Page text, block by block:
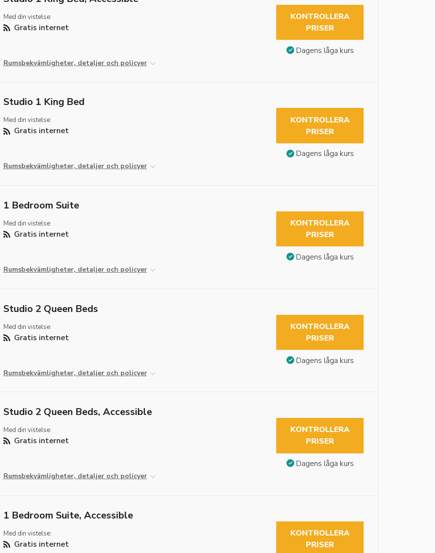
Med din vistelse:
Gratis internet
Rumsbekvämligheter, detaljer och policyer
KONTROLLERA
PRISER
Dagens låga kurs
Studio 1 King Bed
Med din vistelse:
Gratis internet
Rumsbekvämligheter, detaljer och policyer
KONTROLLERA
PRISER
Dagens låga kurs
1 Bedroom Suite
Med din vistelse:
Gratis internet
Rumsbekvämligheter, detaljer och policyer
KONTROLLERA
PRISER
Dagens låga kurs
Studio 2 Queen Beds
Med din vistelse:
Gratis internet
Rumsbekvämligheter, detaljer och policyer
KONTROLLERA
PRISER
Dagens låga kurs
Studio 2 Queen Beds, Accessible
Med din vistelse:
Gratis internet
Rumsbekvämligheter, detaljer och policyer
KONTROLLERA
PRISER
Dagens låga kurs
1 Bedroom Suite, Accessible
Med din vistelse:
Gratis internet
KONTROLLERA
PRISER